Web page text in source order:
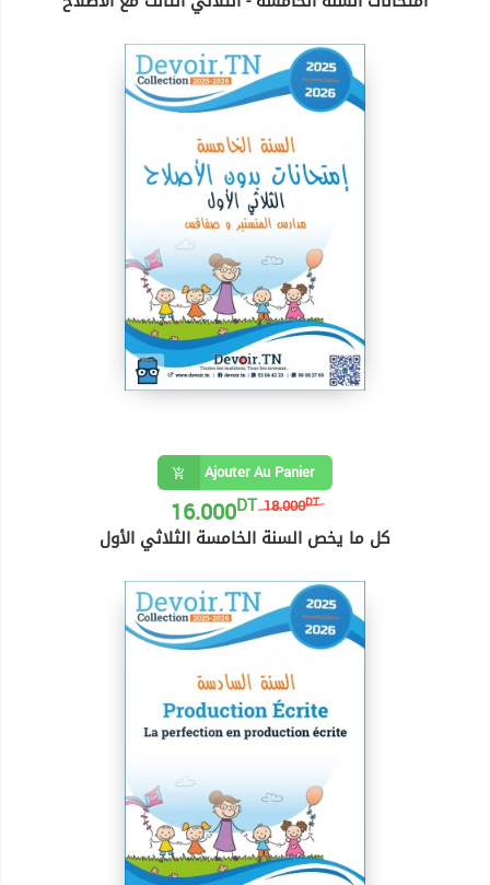
Ajouter Au Panier
18.000DT
16.000DT
كل ما يخص السنة الخامسة الثلاثي الأول